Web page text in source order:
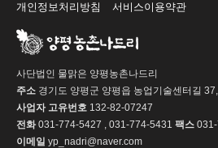
개인정보처리방침 서비스이용약관
사단법인 물맑은 양평농촌나드리
주소 경기도 양평군 양평읍 농업기술센터길
사업자 고유번호 132-82-07247
전화031-774-5427 , 031-774-5431 팩스
이메일 yp_nadri@naver.com